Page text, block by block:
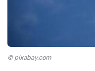
© pixabay.com